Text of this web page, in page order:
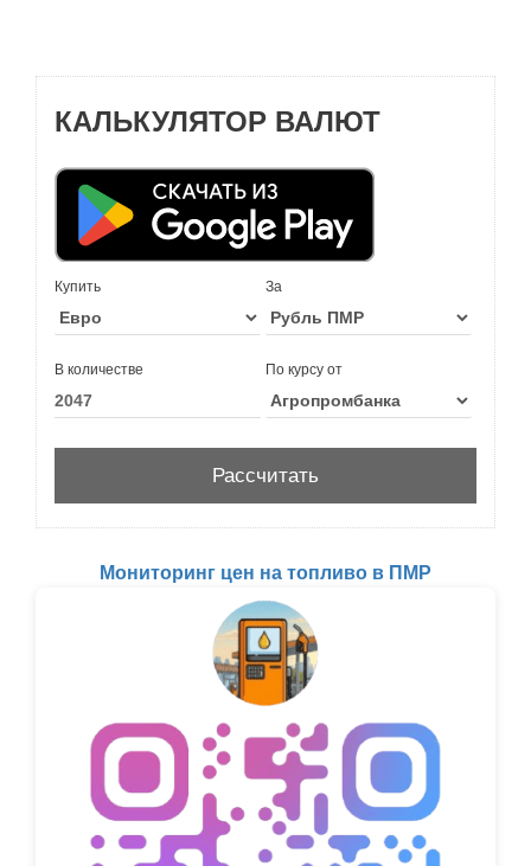
КАЛЬКУЛЯТОР ВАЛЮТ
Купить За
В количестве По курсу от
Мониторинг цен на топливо в ПМР